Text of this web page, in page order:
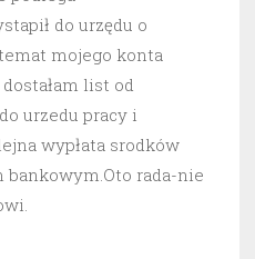
do urzędu o
mojego konta
list od
urzedu pracy i
wypłata srodków
bankowym.Oto rada-nie